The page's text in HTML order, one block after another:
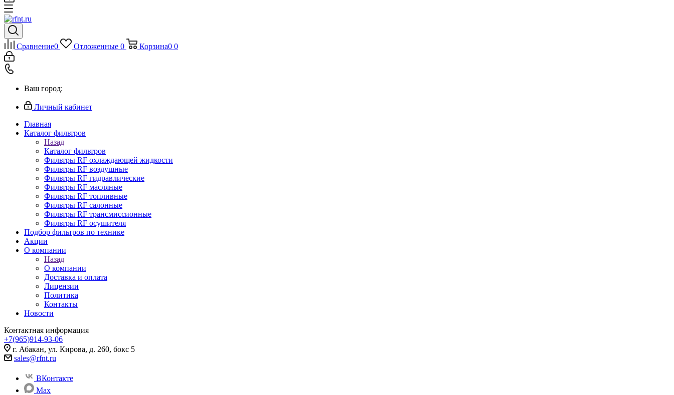
Сравнение0 Отложенные 0 Корзина0 0
Ваш город:
Личный кабинет
Главная
Каталог фильтров
Назад
Каталог фильтров
Фильтры RF охлаждающей жидкости
Фильтры RF воздушные
Фильтры RF гидравлические
Фильтры RF масляные
Фильтры RF топливные
Фильтры RF салонные
Фильтры RF трансмиссионные
Фильтры RF осушителя
Подбор фильтров по технике
Акции
О компании
Назад
О компании
Доставка и оплата
Лицензии
Политика
Контакты
Новости
Контактная информация
+7(965)914-93-06
г. Абакан, ул. Кирова, д. 260, бокс 5
sales@rfnt.ru
ВКонтакте
Max